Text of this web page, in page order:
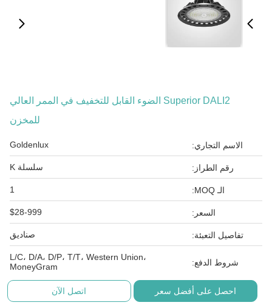
Superior DALI2 الضوء القابل للتخفيف في الممر العالي
للمخزن
الاسم التجاري: Goldenlux
رقم الطراز: سلسلة K
الـ MOQ: 1
السعر: $28-999
تفاصيل التعبئة: صناديق
شروط الدفع:
L/C، D/A، D/P، T/T، Western Union،
MoneyGram
احصل على أفضل سعر اتصل الآن